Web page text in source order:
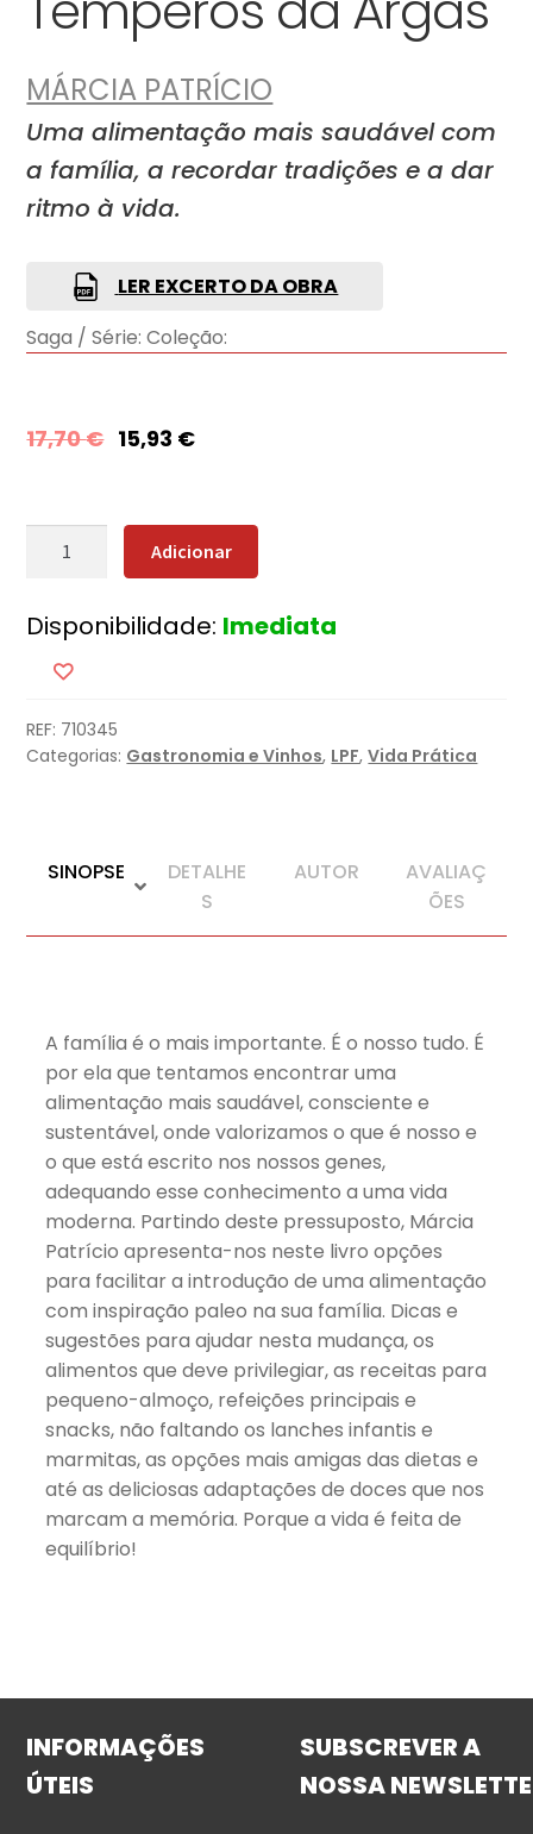
MÁRCIA PATRÍCIO
Uma alimentação mais saudável com
a família, a recordar tradições e a dar
ritmo à vida.
LER EXCERTO DA OBRA
Saga / Série: Coleção:
17,70€ 15,93 €
Quantidade
da
Argas
Adicionar
Disponibilidade: Imediata
REF: 710345
Categorias: Gastronomia e Vinhos, LPF,Vida Prática
SINOPSE
DETALHE
S
AUTOR
AVALIAÇ
ÕES
A família é o mais importante. É o nosso tudo. É
por ela que tentamos encontrar uma
alimentação mais saudável, consciente e
sustentável, onde valorizamos o que é nosso e
o que está escrito nos nossos genes,
adequando esse conhecimento a uma vida
moderna. Partindo deste pressuposto, Márcia
Patrício apresenta-nos neste livro opções
para facilitar a introdução de uma alimentação
com inspiração paleo na sua família. Dicas e
sugestões para ajudar nesta mudança, os
alimentos que deve privilegiar, as receitas para
pequeno-almoço, refeições principais e
snacks, não faltando os lanches infantis e
marmitas, as opções mais amigas das dietas e
até as deliciosas adaptações de doces que nos
marcam a memória. Porque a vida é feita de
equilíbrio!
INFORMAÇÕES
ÚTEIS
SUBSCREVER A
NOSSA